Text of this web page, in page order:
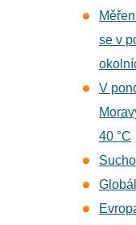
se v
V
40 °C